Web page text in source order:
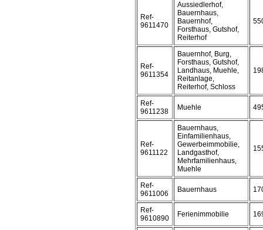
Ref-
9611470
Aussiedlerhof,
Bauernhaus,
Bauernhof,
Forsthaus, Gutshof,
Reiterhof
Ref-
9611354
Bauernhof, Burg,
Forsthaus, Gutshof,
Landhaus, Muehle,
Reitanlage,
Reiterhof, Schloss
Ref-
9611238
Muehle
Ref-
9611122
Bauernhaus,
Einfamilienhaus,
Gewerbeimmobilie,
Landgasthof,
Mehrfamilienhaus,
Muehle
Ref-
9611006
Bauernhaus
Ref-
9610890
Ferienimmobilie